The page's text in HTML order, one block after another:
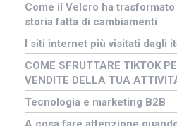
Come il Velcro ha
storia fatta di cambiamenti
I siti internet più visitati dagli
COME SFRUTTARE TIKTOK
VENDITE DELLA TUA
Tecnologia e marketing B2B